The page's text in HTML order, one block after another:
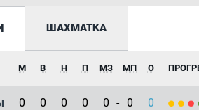
ШАХМАТКА
М В Н П МЗ МП О
0 0 0 0 0 - 0 0